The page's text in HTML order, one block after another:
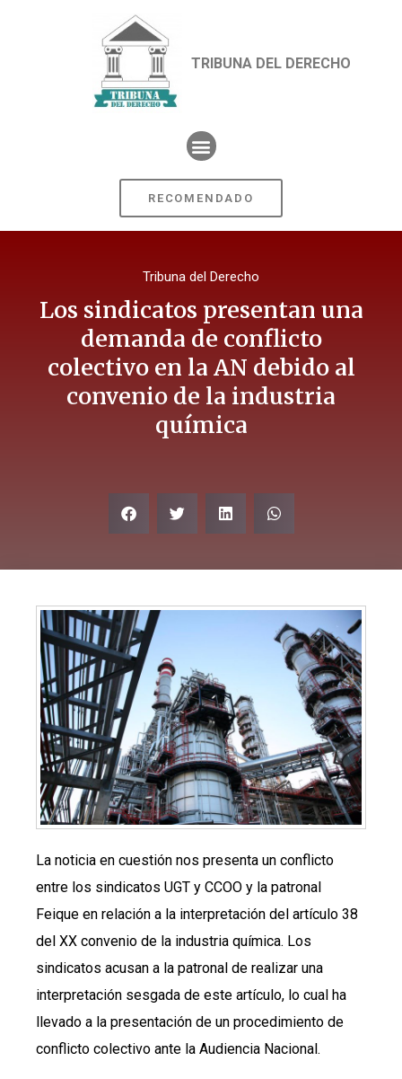
TRIBUNA DEL DERECHO
RECOMENDADO
Tribuna del Derecho
Los sindicatos presentan una
demanda de conflicto
colectivo en la AN debido al
convenio de la industria
química
La noticia en cuestión nos presenta un conflicto
entre los sindicatos UGT y CCOO y la patronal
Feique en relación a la interpretación del artículo 38
del XX convenio de la industria química. Los
sindicatos acusan a la patronal de realizar una
interpretación sesgada de este artículo, lo cual ha
llevado a la presentación de un procedimiento de
conflicto colectivo ante la Audiencia Nacional.